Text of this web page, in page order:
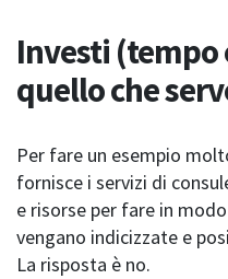
Investi (tempo
quello che
Per fare un esempio
fornisce i servizi di
e risorse per fare in
vengano indicizzate e
La risposta è no.